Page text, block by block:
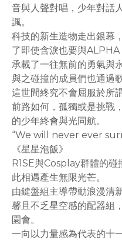
音與人聲對唱，少年對話
諷。
科技的新生造物走出銀幕
了即使含淚也要與
承載了一往無前的勇氣與
與之碰撞的成員們也通過
這世間終究不會屈服於所
前路如何，孤獨或是挑戰
的少年終會與光同航。
“We will never ever
《星星泡飯》
R1SE與Cosplay群體的碰
此相遇產生無限光芒。
由鍵盤組主導帶動浪漫清
馨且不乏星空感的配器組
園會。
一向以力量感為代表的十